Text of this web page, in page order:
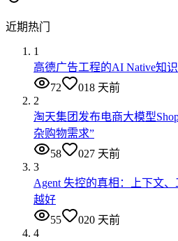
近期热门
1
高德广告工程的AI Native知
72
018 天前
2
淘天集团发布电商大模型
杂购物需求”
58
027 天前
3
Agent 失控的真相：上下文
越好
55
020 天前
4